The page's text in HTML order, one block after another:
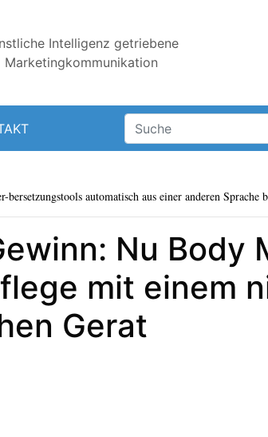
Intelligenz getriebene
Marketingkommunikation
automatisch aus einer anderen Sprache
Nu Body
mit einem
Gerat